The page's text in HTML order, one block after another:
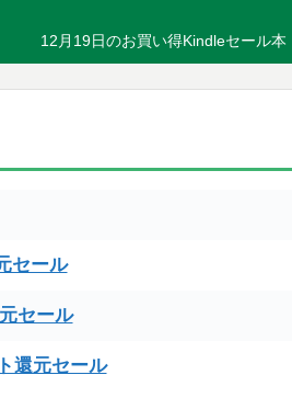
12月19日のお買い得Kindleセール本
セール
セール
還元セール